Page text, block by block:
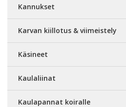
Kannukset
Karvan kiillotus & viimeistely
Käsineet
Kaulaliinat
Kaulapannat koiralle